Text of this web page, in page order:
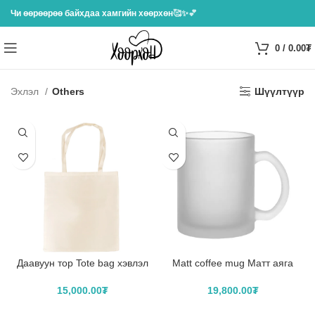
Чи өөрөөрөө байхдаа хамгийн хөөрхөн🥰✨💕
0 / 0.00₮
Эхлэл Others Шүүлтүүр
Даавуун тор Tote bag хэвлэл
15,000.00₮
Matt coffee mug Матт аяга
19,800.00₮